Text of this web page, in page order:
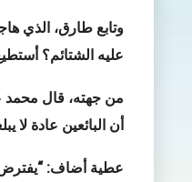
وتابع طارق، الذي
عليه الشتائم؟
من جهته، قال محمد
أن البائعين عادة لا
عطية أضاف: “يفترض